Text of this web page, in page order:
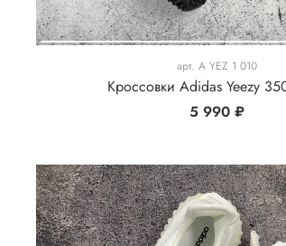
арт. A YEZ 1 010
Кроссовки Adidas Yeezy
5 990 ₽